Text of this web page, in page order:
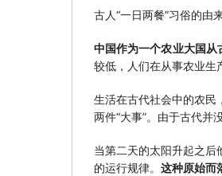
古人“一日两餐”习俗的由
中国作为一个农业大国从
较低，人们在从事农业生
生活在古代社会中的农民
两件“大事”。由于古代并
当第二天的太阳升起之
的运行规律。 这种原始而